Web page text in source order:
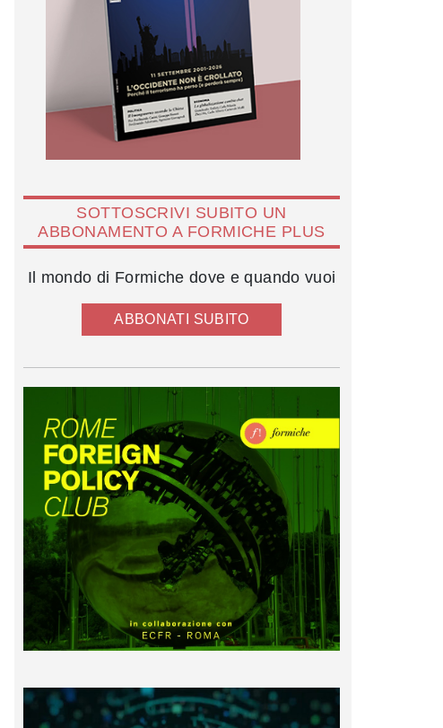
SOTTOSCRIVI SUBITO UN
ABBONAMENTO A FORMICHE PLUS
Il mondo di Formiche dove e quando vuoi
ABBONATI SUBITO